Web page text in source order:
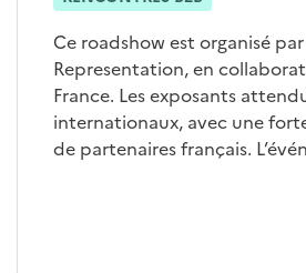
Ce roadshow est organisé
Representation, en
France. Les exposants
internationaux, avec une
de partenaires français.